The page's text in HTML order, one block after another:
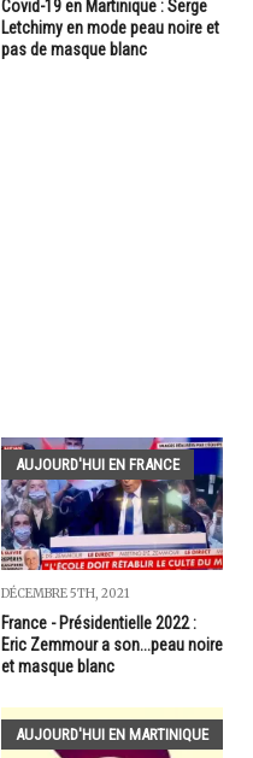
Covid-19 en Martinique : Serge
Letchimy en mode peau noire et
pas de masque blanc
AUJOURD'HUI EN FRANCE
DÉCEMBRE 5TH, 2021
France - Présidentielle 2022 :
Eric Zemmour a son...peau noire
et masque blanc
AUJOURD'HUI EN MARTINIQUE